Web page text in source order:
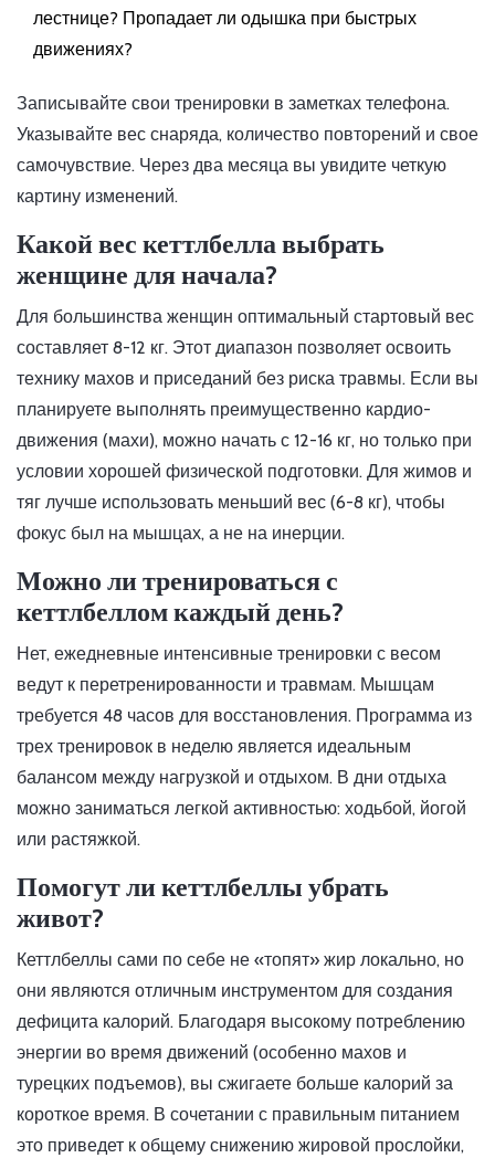
лестнице? Пропадает ли одышка при быстрых
движениях?
Записывайте свои тренировки в заметках телефона.
Указывайте вес снаряда, количество повторений и свое
самочувствие. Через два месяца вы увидите четкую
картину изменений.
Какой вес кеттлбелла выбрать
женщине для начала?
Для большинства женщин оптимальный стартовый вес
составляет 8-12 кг. Этот диапазон позволяет освоить
технику махов и приседаний без риска травмы. Если вы
планируете выполнять преимущественно кардио-
движения (махи), можно начать с 12-16 кг, но только при
условии хорошей физической подготовки. Для жимов и
тяг лучше использовать меньший вес (6-8 кг), чтобы
фокус был на мышцах, а не на инерции.
Можно ли тренироваться с
кеттлбеллом каждый день?
Нет, ежедневные интенсивные тренировки с весом
ведут к перетренированности и травмам. Мышцам
требуется 48 часов для восстановления. Программа из
трех тренировок в неделю является идеальным
балансом между нагрузкой и отдыхом. В дни отдыха
можно заниматься легкой активностью: ходьбой, йогой
или растяжкой.
Помогут ли кеттлбеллы убрать
живот?
Кеттлбеллы сами по себе не «топят» жир локально, но
они являются отличным инструментом для создания
дефицита калорий. Благодаря высокому потреблению
энергии во время движений (особенно махов и
турецких подъемов), вы сжигаете больше калорий за
короткое время. В сочетании с правильным питанием
это приведет к общему снижению жировой прослойки,